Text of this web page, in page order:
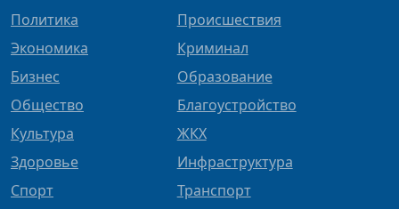
Политика
Экономика
Бизнес
Общество
Культура
Здоровье
Спорт
Происшествия
Криминал
Образование
Благоустройство
ЖКХ
Инфраструктура
Транспорт